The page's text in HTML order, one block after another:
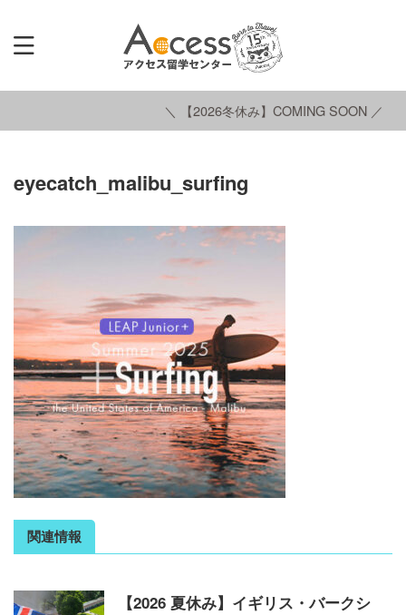
＼ 【2026冬休み】COMING SOON ／
eyecatch_malibu_surfing
関連情報
【2026 夏休み】イギリス・バークシ